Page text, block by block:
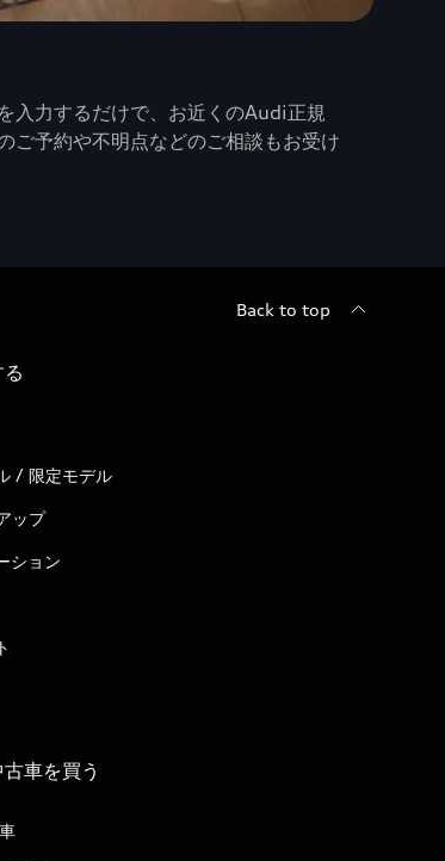
入力するだけで、お近くのAudi正規
ご予約や不明点などのご相談もお受け
Back to top
/ 限定モデル
ップ
ション
車を買う